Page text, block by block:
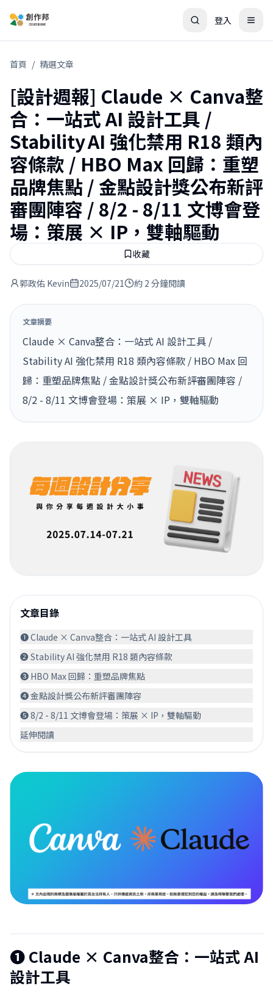
登入
首頁 / 精選文章
[設計週報] Claude × Canva整
合：一站式 AI 設計工具 /
Stability AI 強化禁用 R18 類內
容條款 / HBO Max 回歸：重塑
品牌焦點 / 金點設計獎公布新評
審團陣容 / 8/2 - 8/11 文博會登
場：策展 × IP，雙軸驅動
收藏
郭政佑 Kevin 2025/07/21 約 2 分鐘閱讀
文章摘要
Claude × Canva整合：一站式 AI 設計工具 /
Stability AI 強化禁用 R18 類內容條款 / HBO Max 回
歸：重塑品牌焦點 / 金點設計獎公布新評審團陣容 /
8/2 - 8/11 文博會登場：策展 × IP，雙軸驅動
文章目錄
❶ Claude × Canva整合：一站式 AI 設計工具󠀠󠀠
❷ Stability AI 強化禁用 R18 類內容條款
❸ HBO Max 回歸：重塑品牌焦點󠀠
❹ 金點設計獎公布新評審團陣容
❺ 8/2 - 8/11 文博會登場：策展 × IP，雙軸驅動
延伸閱讀
❶Claude × Canva整合：一站式 AI
設計工具󠀠󠀠